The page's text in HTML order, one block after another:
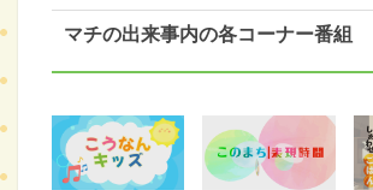
マチの出来事内の各コーナー番組